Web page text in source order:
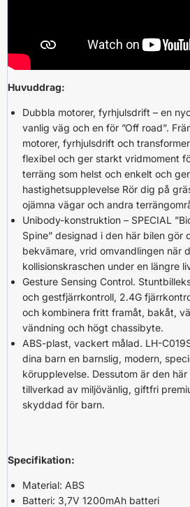
Huvuddrag:
Dubbla motorer, fyrhjulsdrift – en
vanlig väg och en för ”Off road”.
motorer, fyrhjulsdrift och
flexibel och ger starkt vridmoment
terräng som helst och enkelt och
hastighetsupplevelse Rör dig på
ojämna vägar och andra
Unibody-konstruktion – SPECIAL
Spine” designad i den här bilen gör
bekvämare, vrid omvandlingen när
kollisionskraschen under en längre
Gesture Sensing Control.
och gestfjärrkontroll, 2.4G
och kombinera fritt framåt, bakåt,
vändning och högt chassibyte.
ABS-plast, vackert målad. LH-
dina barn en barnslig, modern,
körupplevelse. Dessutom är den
tillverkad av miljövänlig, giftfri
skyddad för barn.
Specifikation:
Material: ABS
Batteri: 3,7V 1200mAh batteri